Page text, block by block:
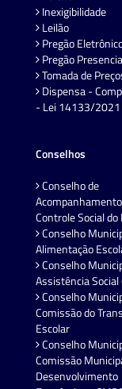
Inexigibilidade
Leilão
Pregão
Pregão
Tomada de
Dispensa -
- Lei 14133/2021
Conselhos
Conselho de
Controle Social do
Conselho
Alimentação
Conselho
Assistência Social
Conselho
Comissão do
Escolar
Conselho
Comissão
Desenvolvimento